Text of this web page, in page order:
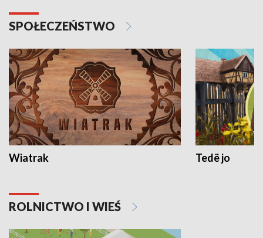
SPOŁECZEŃSTWO
Wiatrak Tedë jo
ROLNICTWO I WIEŚ